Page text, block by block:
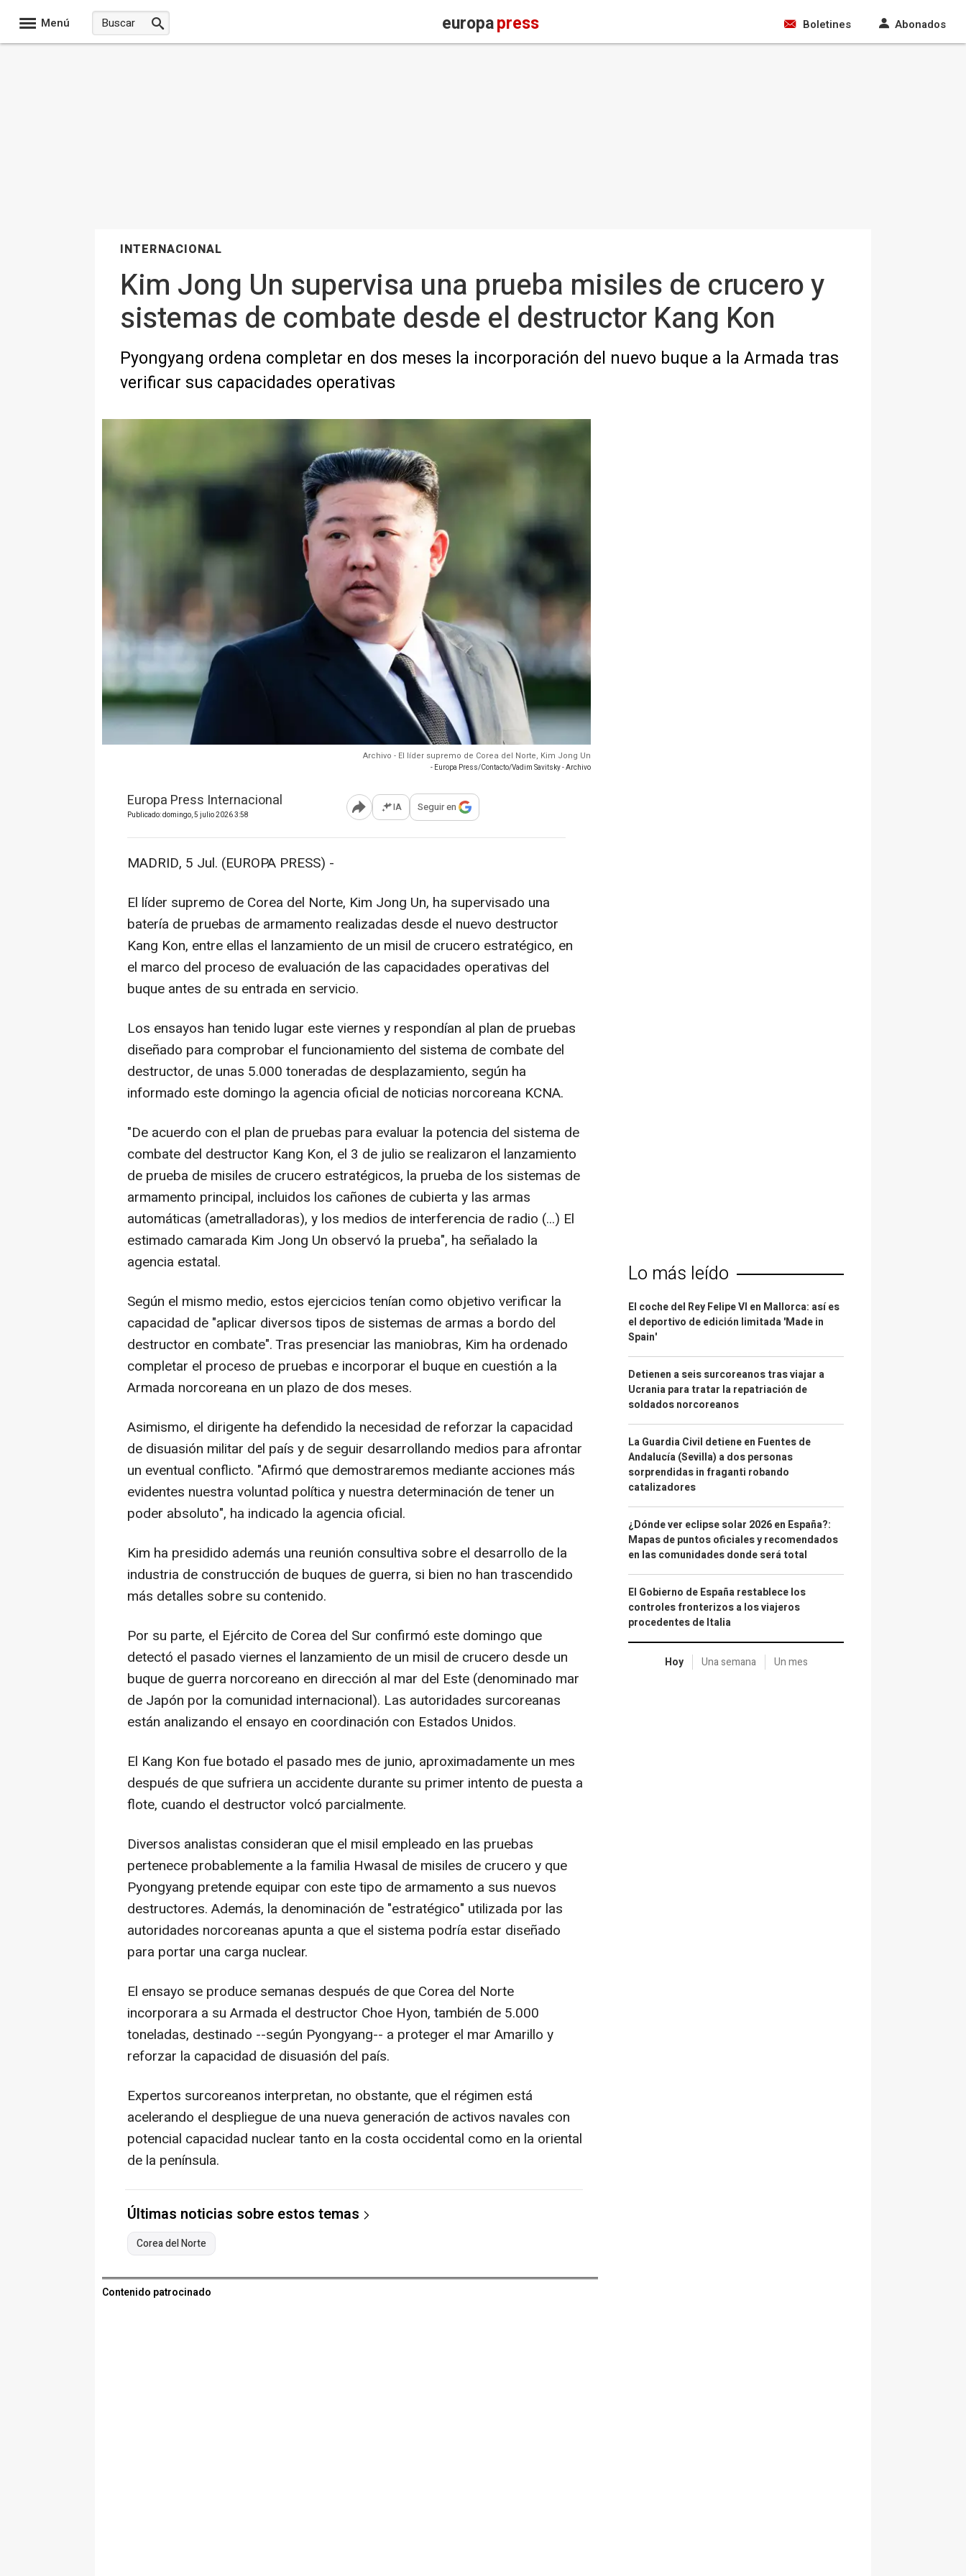
Menú europapress Boletines Abonados
INTERNACIONAL
Kim Jong Un supervisa una prueba misiles de crucero y
sistemas de combate desde el destructor Kang Kon
Pyongyang ordena completar en dos meses la incorporación del nuevo buque a la Armada tras
verificar sus capacidades operativas
Archivo - El líder supremo de Corea del Norte, Kim Jong Un
- Europa Press/Contacto/Vadim Savitsky - Archivo
Europa Press Internacional
Publicado: domingo, 5 julio 2026 3:58 Abrir opciones para compartir
IA Seguir en
MADRID, 5 Jul. (EUROPA PRESS) -
El líder supremo de Corea del Norte, Kim Jong Un, ha supervisado una
batería de pruebas de armamento realizadas desde el nuevo destructor
Kang Kon, entre ellas el lanzamiento de un misil de crucero estratégico, en
el marco del proceso de evaluación de las capacidades operativas del
buque antes de su entrada en servicio.
Los ensayos han tenido lugar este viernes y respondían al plan de pruebas
diseñado para comprobar el funcionamiento del sistema de combate del
destructor, de unas 5.000 toneradas de desplazamiento, según ha
informado este domingo la agencia oficial de noticias norcoreana KCNA.
"De acuerdo con el plan de pruebas para evaluar la potencia del sistema de
combate del destructor Kang Kon, el 3 de julio se realizaron el lanzamiento
de prueba de misiles de crucero estratégicos, la prueba de los sistemas de
armamento principal, incluidos los cañones de cubierta y las armas
automáticas (ametralladoras), y los medios de interferencia de radio (...) El
estimado camarada Kim Jong Un observó la prueba", ha señalado la
agencia estatal.
Según el mismo medio, estos ejercicios tenían como objetivo verificar la
capacidad de "aplicar diversos tipos de sistemas de armas a bordo del
destructor en combate". Tras presenciar las maniobras, Kim ha ordenado
completar el proceso de pruebas e incorporar el buque en cuestión a la
Armada norcoreana en un plazo de dos meses.
Asimismo, el dirigente ha defendido la necesidad de reforzar la capacidad
de disuasión militar del país y de seguir desarrollando medios para afrontar
un eventual conflicto. "Afirmó que demostraremos mediante acciones más
evidentes nuestra voluntad política y nuestra determinación de tener un
poder absoluto", ha indicado la agencia oficial.
Kim ha presidido además una reunión consultiva sobre el desarrollo de la
industria de construcción de buques de guerra, si bien no han trascendido
más detalles sobre su contenido.
Por su parte, el Ejército de Corea del Sur confirmó este domingo que
detectó el pasado viernes el lanzamiento de un misil de crucero desde un
buque de guerra norcoreano en dirección al mar del Este (denominado mar
de Japón por la comunidad internacional). Las autoridades surcoreanas
están analizando el ensayo en coordinación con Estados Unidos.
El Kang Kon fue botado el pasado mes de junio, aproximadamente un mes
después de que sufriera un accidente durante su primer intento de puesta a
flote, cuando el destructor volcó parcialmente.
Diversos analistas consideran que el misil empleado en las pruebas
pertenece probablemente a la familia Hwasal de misiles de crucero y que
Pyongyang pretende equipar con este tipo de armamento a sus nuevos
destructores. Además, la denominación de "estratégico" utilizada por las
autoridades norcoreanas apunta a que el sistema podría estar diseñado
para portar una carga nuclear.
El ensayo se produce semanas después de que Corea del Norte
incorporara a su Armada el destructor Choe Hyon, también de 5.000
toneladas, destinado --según Pyongyang-- a proteger el mar Amarillo y
reforzar la capacidad de disuasión del país.
Expertos surcoreanos interpretan, no obstante, que el régimen está
acelerando el despliegue de una nueva generación de activos navales con
potencial capacidad nuclear tanto en la costa occidental como en la oriental
de la península.
Últimas noticias sobre estos temas
Corea del Norte
Contenido patrocinado
Lo más leído
El coche del Rey Felipe VI en Mallorca: así es
el deportivo de edición limitada 'Made in
Spain'
Detienen a seis surcoreanos tras viajar a
Ucrania para tratar la repatriación de
soldados norcoreanos
La Guardia Civil detiene en Fuentes de
Andalucía (Sevilla) a dos personas
sorprendidas in fraganti robando
catalizadores
¿Dónde ver eclipse solar 2026 en España?:
Mapas de puntos oficiales y recomendados
en las comunidades donde será total
El Gobierno de España restablece los
controles fronterizos a los viajeros
procedentes de Italia
Hoy Una semana Un mes